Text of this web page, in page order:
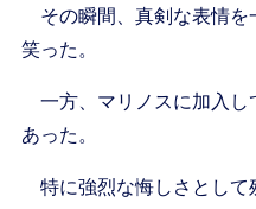
その瞬間、真剣な表情を
笑った。
一方、マリノスに加入し
あった。
特に強烈な悔しさとして